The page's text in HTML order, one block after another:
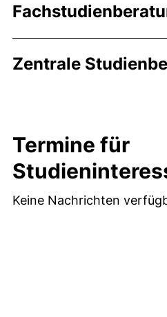
Zentrale
Termine für
Keine Nachrichten